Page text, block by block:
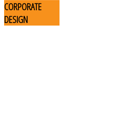
CORPORATE
DESIGN